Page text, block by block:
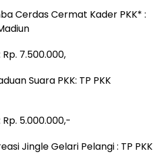
Cerdas Cermat Kader PKK* :
7.500.000,
Suara PKK: TP PKK
5.000.000,-
Jingle Gelari Pelangi : TP PKK